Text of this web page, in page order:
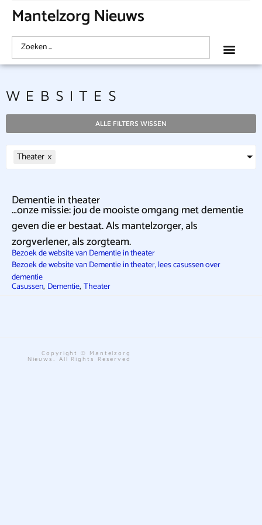
Mantelzorg Nieuws
WEBSITES
ALLE FILTERS WISSEN
Theater ×
Dementie in theater
…onze missie: jou de mooiste omgang met dementie
geven die er bestaat. Als mantelzorger, als
zorgverlener, als zorgteam.
Bezoek de website van Dementie in theater
Bezoek de website van Dementie in theater, lees casussen over
dementie
Casussen, Dementie, Theater
Copyright © Mantelzorg
Nieuws. All Rights Reserved